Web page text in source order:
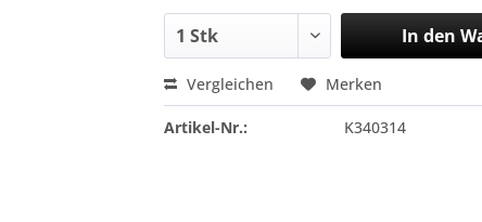
In den
Vergleichen Merken
Artikel-Nr.: K340314